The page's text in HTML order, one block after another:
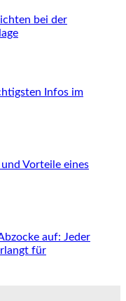
bei der
Infos im
Vorteile eines
auf: Jeder
für